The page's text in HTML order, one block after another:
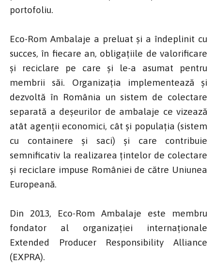
portofoliu.
Eco-Rom Ambalaje a preluat şi a îndeplinit cu
succes, în fiecare an, obligaţiile de valorificare
şi reciclare pe care şi le-a asumat pentru
membrii săi. Organizația implementează şi
dezvoltă în România un sistem de colectare
separată a deşeurilor de ambalaje ce vizează
atât agenţii economici, cât şi populaţia (sistem
cu containere și saci) și care contribuie
semnificativ la realizarea ţintelor de colectare
şi reciclare impuse României de către Uniunea
Europeană.
Din 2013, Eco-Rom Ambalaje este membru
fondator al organizației internaționale
Extended Producer Responsibility Alliance
(EXPRA).